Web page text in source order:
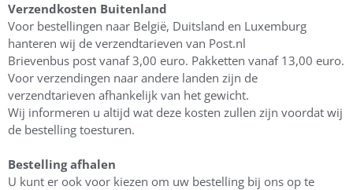
Verzendkosten Buitenland
Voor bestellingen naar België, Duitsland en Luxemburg
hanteren wij de verzendtarieven van Post.nl
​Brievenbus post vanaf 3,00 euro. Pakketten vanaf 13,00 euro.
Voor verzendingen naar andere landen zijn de
verzendtarieven afhankelijk van het gewicht.
Wij informeren u altijd wat deze kosten zullen zijn voordat wij
de bestelling toesturen.
Bestelling afhalen
U kunt er ook voor kiezen om uw bestelling bij ons op te